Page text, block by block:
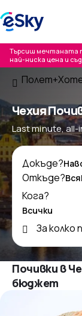
Търсиш мечтаната
най-ниска цена и
Чехия
Last minute, all-
Докъде?
Откъде?
Кога?
За колко
Почивки в
бюджет